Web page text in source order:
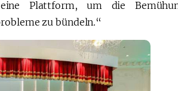
Plattform, um die
zu bündeln.“